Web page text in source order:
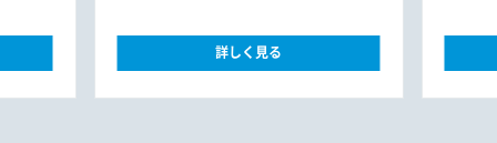
詳しく見る